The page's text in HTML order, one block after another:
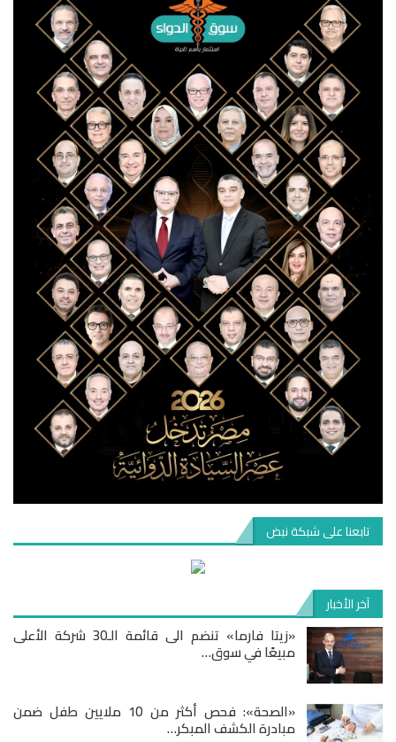
تابعنا على شبكة نبض
آخر الأخبار
«زيتا فارما» تنضم الى قائمة الـ30 شركة الأعلى
مبيعًا في سوق…
«الصحة»: فحص أكثر من 10 ملايين طفل ضمن
مبادرة الكشف المبكر…